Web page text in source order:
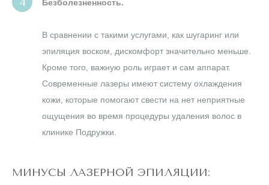
Безболезненность.
В сравнении с такими услугами, как шугаринг или
эпиляция воском, дискомфорт значительно меньше.
Кроме того, важную роль играет и сам аппарат.
Современные лазеры имеют систему охлаждения
кожи, которые помогают свести на нет неприятные
ощущения во время процедуры удаления волос в
клинике Подружки.
МИНУСЫ ЛАЗЕРНОЙ ЭПИЛЯЦИИ: